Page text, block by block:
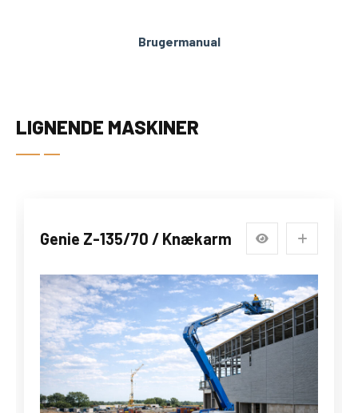
Brugermanual
LIGNENDE MASKINER
Genie Z-135/70 / Knækarm